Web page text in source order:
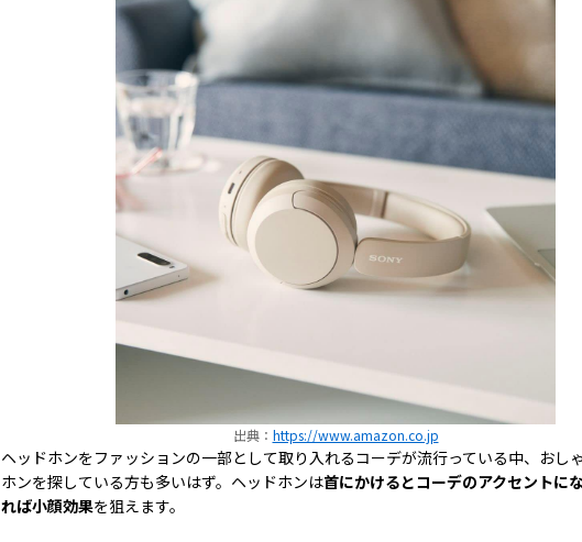
出典： https://www.amazon.co.jp
ヘッドホンをファッションの一部として取り入れるコーデが流行っている中、おし
ホンを探している方も多いはず。ヘッドホンは首にかけるとコーデのアクセントに
れば小顔効果を狙えます。